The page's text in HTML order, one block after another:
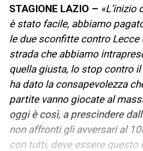
STAGIONE LAZIO – «L’inizio
è stato facile, abbiamo
le due sconfitte contro Lecce
strada che abbiamo
quella giusta, lo stop contro il
ha dato la consapevolezza
partite vanno giocate al
oggi è così, a prescindere
non affronti gli avversari al
con tutti, deve essere questo